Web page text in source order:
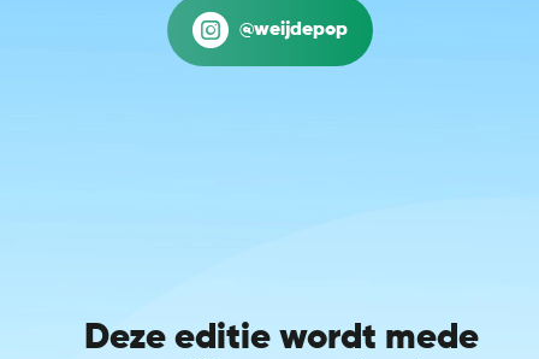
@weijdepop
Deze editie wordt mede